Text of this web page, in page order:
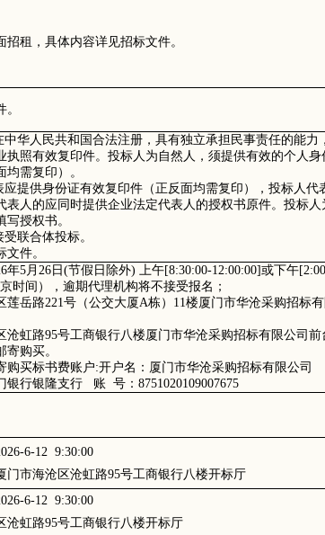
招租 ，具体内容详见招标文件。
中华人民共和国合法注册，具有独立承担民事责任的能力
执照有效复印件。投标人为自然人，须提供有效的个人身
均需复印）。
应提供身份证有效复印件（正反面均需复印），投标人代
表人的应同时提供企业法定代表人的授权书原件。投标人
写授权书。
联合体投标。
文件。
6年5月 26 日 (节假日除外) 上午[8:30:00-12:00:00]或下午[2:0
时间），逾期代理机构将不接受报名；
莲岳路221号（公交大厦A栋）11楼厦门市华沧采购招标
沧虹路95号工商银行八楼厦门市华沧采购招标有限公司前
寄购买。
购买标书费账户:开户名：厦门市华沧采购招标有限公司
银行银隆支行
账 号： 8751020109007675
26-6-12 9:30:00
门市海沧区沧虹路95号工商银行八楼开标厅
26-6-12 9:30:00
沧虹路95号工商银行八楼开标厅